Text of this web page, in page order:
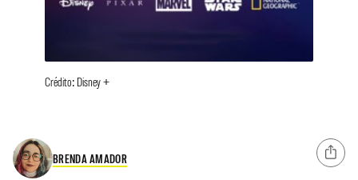
Crédito: Disney +
BRENDA AMADOR